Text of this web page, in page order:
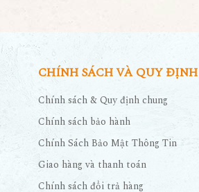
CHÍNH SÁCH VÀ QUY ĐỊNH
Chính sách & Quy định chung
Chính sách bảo hành
Chính Sách Bảo Mật Thông Tin
Giao hàng và thanh toán
Chính sách đổi trả hàng